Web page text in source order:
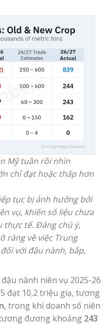
Mỹ tuần rồi nhìn
chỉ đạt hoặc thấp hơn
tục bị ảnh hưởng bởi
vụ, khiến số liệu chưa
thực tế. Đáng chú ý,
ràng về việc Trung
với đậu nành, bắp,
nành niên vụ 2025-26
đạt 10,2 triệu giạ, tương
, trong khi doanh số niên
đương khoảng 243